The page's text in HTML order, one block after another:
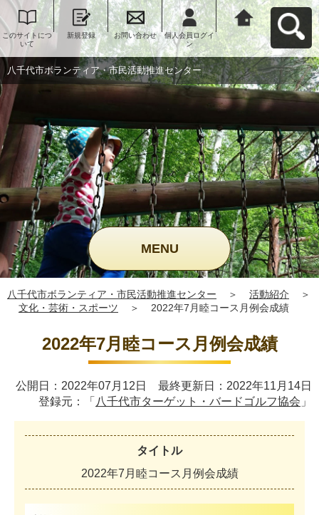
このサイトにつ
いて
新規登録 お問い合わせ
個人会員ログイ
ン
八千代市ボラン
ティア・市民活
動推進センター
へ戻る
八千代市ボランティア・市民活動推進センター
MENU
八千代市ボランティア・市民活動推進センター ＞ 活動紹介
＞
文化・芸術・スポーツ
＞ 2022年7月睦コース月例会成績
2022年7月睦コース月例会成績
公開日：2022年07月12日 最終更新日：2022年11月14日
登録元：「 八千代市ターゲット・バードゴルフ協会 」
タイトル
2022年7 月 睦コ ース 月 例会成績